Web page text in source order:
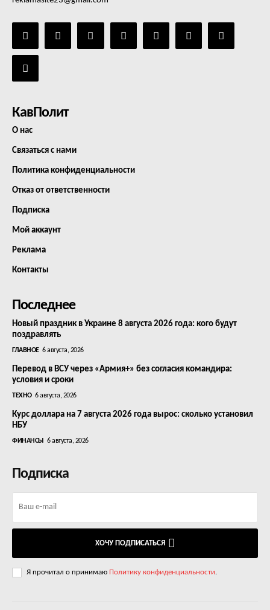
КавПолит
О нас
Связаться с нами
Политика конфиденциальности
Отказ от ответственности
Подписка
Мой аккаунт
Реклама
Контакты
Последнее
Новый праздник в Украине 8 августа 2026 года: кого будут
поздравлять
ГЛАВНОЕ 6 августа, 2026
Перевод в ВСУ через «Армия+» без согласия командира:
условия и сроки
ТЕХНО 6 августа, 2026
Курс доллара на 7 августа 2026 года вырос: сколько установил
НБУ
ФИНАНСЫ 6 августа, 2026
Подписка
ХОЧУ ПОДПИСАТЬСЯ
Я прочитал о принимаю Политику конфиденциальности.